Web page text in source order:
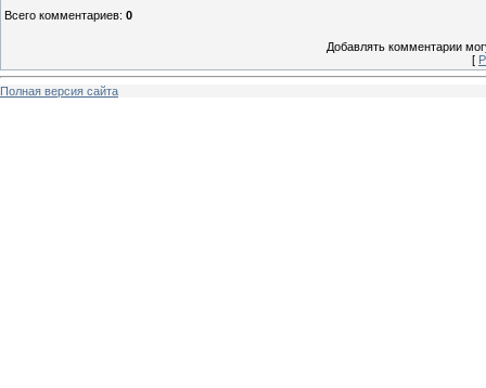
Всего комментариев: 0
Добавлять комментарии
[
Полная версия сайта